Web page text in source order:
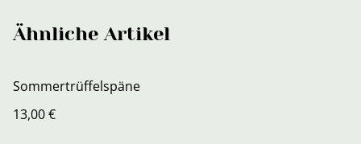
Ähnliche Artikel
Sommertrüffelspäne
13,00 €